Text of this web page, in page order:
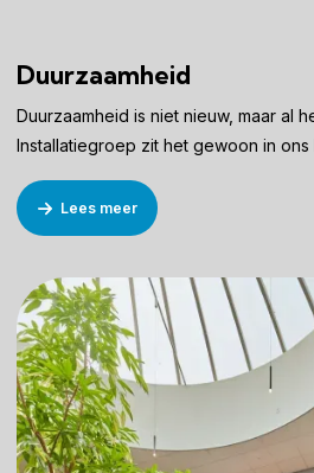
Duurzaamheid
Duurzaamheid is niet nieuw, maar al
Installatiegroep zit het gewoon in ons
Lees meer